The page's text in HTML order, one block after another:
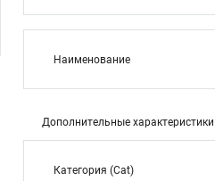
Наименование
Дополнительные характеристики
Категория (Cat)